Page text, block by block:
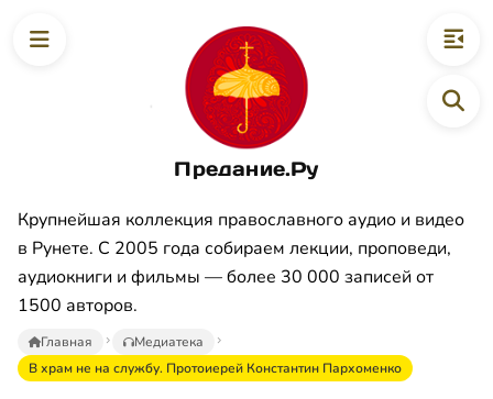
Предание.Ру
Крупнейшая коллекция православного аудио и видео
в Рунете. С 2005 года собираем лекции, проповеди,
аудиокниги и фильмы — более 30 000 записей от
1500 авторов.
Главная
Медиатека
В храм не на службу. Протоиерей Константин Пархоменко